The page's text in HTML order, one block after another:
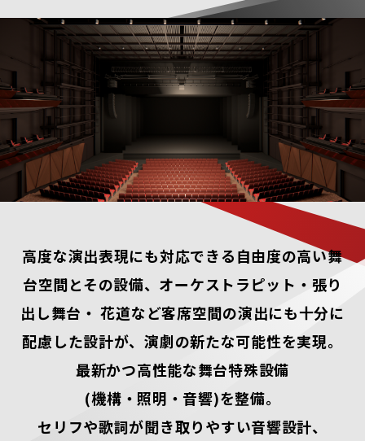
高度な演出表現にも対応できる自由度の高い舞
台空間とその設備、オーケストラピット・張り
出し舞台・ 花道など客席空間の演出にも十分に
配慮した設計が、演劇の新たな可能性を実現。
最新かつ高性能な舞台特殊設備
(機構・照明・音響)を整備。
セリフや歌詞が聞き取りやすい音響設計、